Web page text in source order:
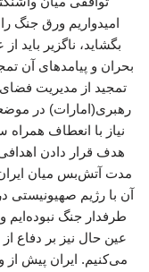
امیدواریم ورق جنگ
بگشاید، ناگزیر باید
بحران و پیامدهای آن
تمجید از مدیریت
رهبری(امارات) در
نیاز با انعطاف
هدف قرار دادن
مدت آتش‌بس میان ایران
آن با رژیم
طرفدار جنگ نبوده‌ایم
عین حال نیز بر دفاع
می‌کنیم. ایران پیش